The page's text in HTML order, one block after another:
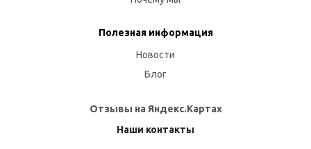
Полезная информация
Новости
Блог
Отзывы на Яндекс.Картах
Наши контакты